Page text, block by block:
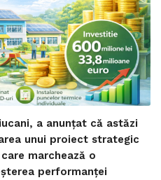
a anunțat că astăzi
unui proiect strategic
marchează o
performanței